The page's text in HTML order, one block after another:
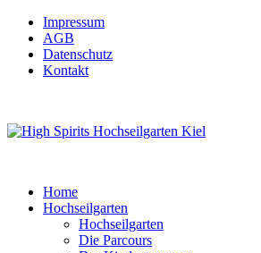
Impressum
AGB
Datenschutz
Kontakt
Home
Hochseilgarten
Hochseilgarten
Die Parcours